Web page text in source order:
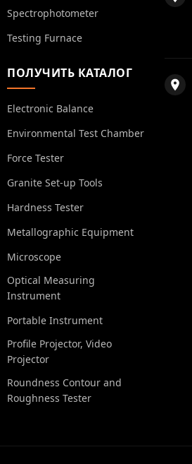
Spectrophotometer
Testing Furnace
ПОЛУЧИТЬ КАТАЛОГ
Electronic Balance
Environmental Test Chamber
Force Tester
Granite Set-up Tools
Hardness Tester
Metallographic Equipment
Microscope
Optical Measuring
Instrument
Portable Instrument
Profile Projector, Video
Projector
Roundness Contour and
Roughness Tester